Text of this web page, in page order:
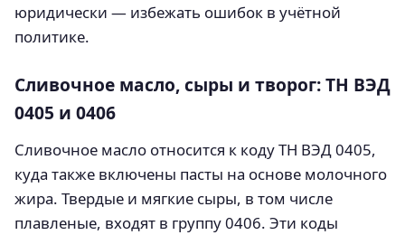
юридически — избежать ошибок в учётной
политике.
Сливочное масло, сыры и творог: ТН ВЭД
0405 и 0406
Сливочное масло относится к коду ТН ВЭД 0405,
куда также включены пасты на основе молочного
жира. Твердые и мягкие сыры, в том числе
плавленые, входят в группу 0406. Эти коды